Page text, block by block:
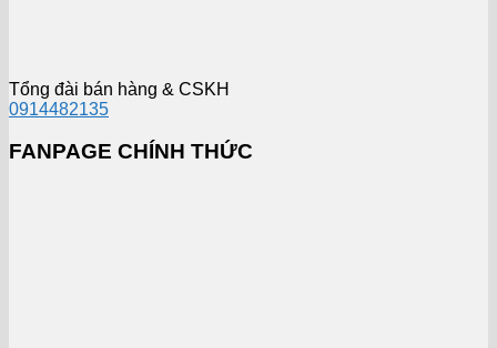
Tổng đài bán hàng & CSKH
0914482135
FANPAGE CHÍNH THỨC